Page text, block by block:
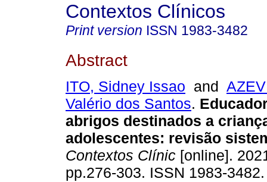
Contextos Clínicos
Print version ISSN 1983-3482
Abstract
ITO, Sidney Issao and
Valério dos Santos.
abrigos destinados a
adolescentes: revisão
Contextos Clínic [online].
pp.276-303. ISSN 1983-3482.